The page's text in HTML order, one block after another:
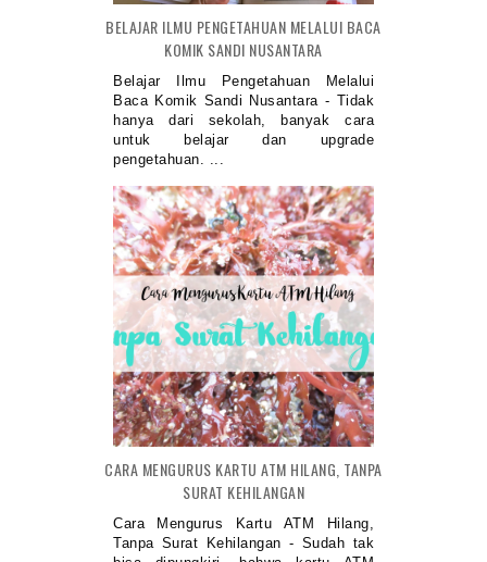
BELAJAR ILMU PENGETAHUAN MELALUI BACA
KOMIK SANDI NUSANTARA
Belajar Ilmu Pengetahuan Melalui
Baca Komik Sandi Nusantara - Tidak
hanya dari sekolah, banyak cara
untuk belajar dan upgrade
pengetahuan. ...
CARA MENGURUS KARTU ATM HILANG, TANPA
SURAT KEHILANGAN
Cara Mengurus Kartu ATM Hilang,
Tanpa Surat Kehilangan - Sudah tak